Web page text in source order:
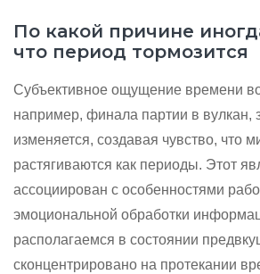
По какой причине
что период тормозится
Субъективное ощущение времени
например, финала партии в вулкан,
изменяется, создавая чувство, что
растягиваются как периоды. Этот
ассоциирован с особенностями
эмоциональной обработки
располагаемся в состоянии
сконцентрировано на протекании